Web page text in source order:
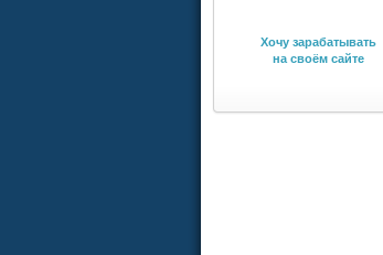
Хочу зарабатывать
на своём сайте